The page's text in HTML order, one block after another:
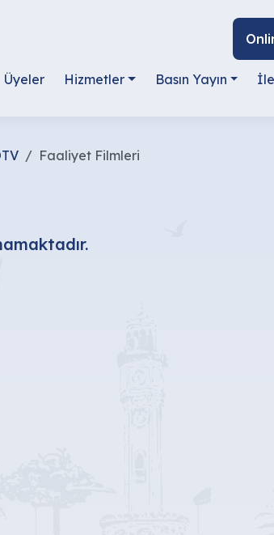
Üyeler Hizmetler Basın Yayın
Faaliyet Filmleri